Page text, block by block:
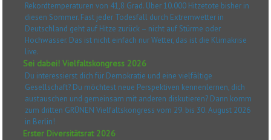
Rekordtemperaturen von 41,8 Grad. Über 10.000 Hitzetote bisher in
diesen Sommer. Fast jeder Todesfall durch Extremwetter in
Deutschland geht auf Hitze zurück – nicht auf Stürme oder
Hochwasser. Das ist nicht einfach nur Wetter, das ist die Klimakrise
live.
Sei dabei! Vielfaltskongress 2026
Du interessierst dich für Demokratie und eine vielfältige
Gesellschaft? Du möchtest neue Perspektiven kennenlernen, dich
austauschen und gemeinsam mit anderen diskutieren? Dann komm
zum dritten GRÜNEN Vielfaltskongress vom 29. bis 30. August 2026
in Berlin!
Erster Diversitätsrat 2026